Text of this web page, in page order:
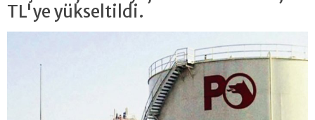
TL'ye yükseltildi.